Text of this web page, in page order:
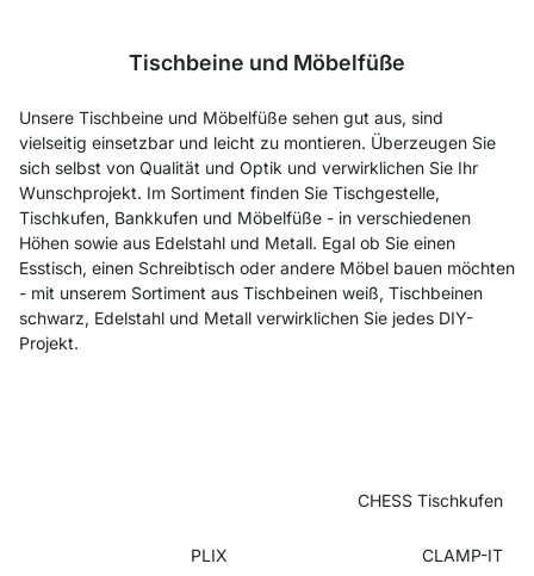
Tischbeine und Möbelfüße
Unsere Tischbeine und Möbelfüße sehen gut aus, sind
vielseitig einsetzbar und leicht zu montieren. Überzeugen Sie
sich selbst von Qualität und Optik und verwirklichen Sie Ihr
Wunschprojekt. Im Sortiment finden Sie Tischgestelle,
Tischkufen, Bankkufen und Möbelfüße - in verschiedenen
Höhen sowie aus Edelstahl und Metall. Egal ob Sie einen
Esstisch, einen Schreibtisch oder andere Möbel bauen möchten
- mit unserem Sortiment aus Tischbeinen weiß, Tischbeinen
schwarz, Edelstahl und Metall verwirklichen Sie jedes DIY-
Projekt.
CHESS Tischkufen
PLIX CLAMP-IT